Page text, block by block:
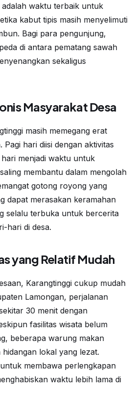
waktu terbaik untuk
kabut tipis masih menyelimuti
Bagi para pengunjung,
di antara pematang sawah
sekaligus
Masyarakat Desa
masih memegang erat
hari diisi dengan aktivitas
menjadi waktu untuk
membantu dalam mengolah
gotong royong yang
dapat merasakan keramahan
selalu terbuka untuk bercerita
hari di desa.
yang Relatif Mudah
Karangtinggi cukup mudah
Lamongan, perjalanan
30 menit dengan
fasilitas wisata belum
beberapa warung makan
lokal yang lezat.
membawa perlengkapan
waktu lebih lama di